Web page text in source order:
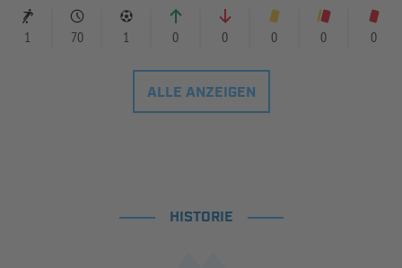
1 70 1 0 0 0 0 0
ALLE ANZEIGEN
HISTORIE